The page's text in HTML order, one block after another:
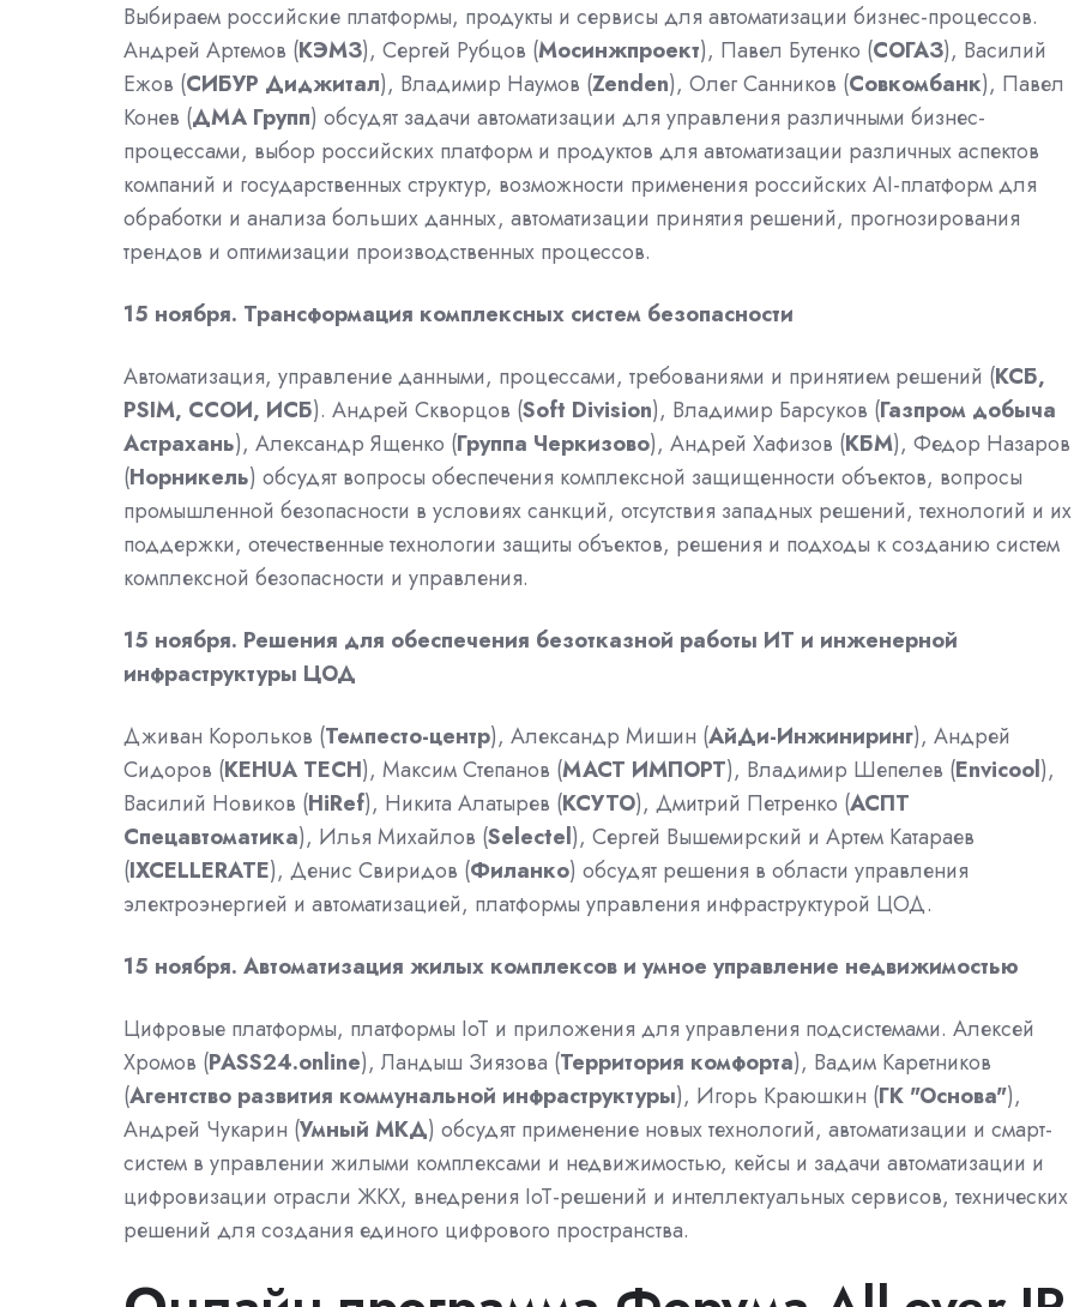
Выбираем российские платформы, продукты и сервисы для автоматизации бизнес-процессов.
Андрей Артемов (КЭМЗ), Сергей Рубцов (Мосинжпроект), Павел Бутенко (СОГАЗ), Василий
Ежов (СИБУР Диджитал), Владимир Наумов (Zenden), Олег Санников (Совкомбанк), Павел
Конев (ДМА Групп) обсудят задачи автоматизации для управления различными бизнес-
процессами, выбор российских платформ и продуктов для автоматизации различных аспектов
компаний и государственных структур, возможности применения российских AI-платформ для
обработки и анализа больших данных, автоматизации принятия решений, прогнозирования
трендов и оптимизации производственных процессов.
15 ноября. Трансформация комплексных систем безопасности
Автоматизация, управление данными, процессами, требованиями и принятием решений (КСБ,
PSIM, ССОИ, ИСБ). Андрей Скворцов (Soft Division), Владимир Барсуков (Газпром добыча
Астрахань), Александр Ященко (Группа Черкизово), Андрей Хафизов (КБМ), Федор Назаров
(Норникель) обсудят вопросы обеспечения комплексной защищенности объектов, вопросы
промышленной безопасности в условиях санкций, отсутствия западных решений, технологий и их
поддержки, отечественные технологии защиты объектов, решения и подходы к созданию систем
комплексной безопасности и управления.
15 ноября. Решения для обеспечения безотказной работы ИТ и инженерной
инфраструктуры ЦОД
Дживан Корольков (Темпесто-центр), Александр Мишин (АйДи-Инжиниринг), Андрей
Сидоров (КEHUA TECH), Максим Степанов (МАСТ ИМПОРТ), Владимир Шепелев (Envicool),
Василий Новиков (HiRef), Никита Алатырев (КСУТО), Дмитрий Петренко (АСПТ
Спецавтоматика), Илья Михайлов (Selectel), Сергей Вышемирский и Артем Катараев
(IXCELLERATE), Денис Свиридов (Филанко) обсудят решения в области управления
электроэнергией и автоматизацией, платформы управления инфраструктурой ЦОД.
15 ноября. Автоматизация жилых комплексов и умное управление недвижимостью
Цифровые платформы, платформы IoT и приложения для управления подсистемами. Алексей
Хромов (PASS24.online), Ландыш Зиязова (Территория комфорта), Вадим Каретников
(Агентство развития коммунальной инфраструктуры), Игорь Краюшкин (ГК "Основа"),
Андрей Чукарин (Умный МКД) обсудят применение новых технологий, автоматизации и смарт-
систем в управлении жилыми комплексами и недвижимостью, кейсы и задачи автоматизации и
цифровизации отрасли ЖКХ, внедрения IoT-решений и интеллектуальных сервисов, технических
решений для создания единого цифрового пространства.